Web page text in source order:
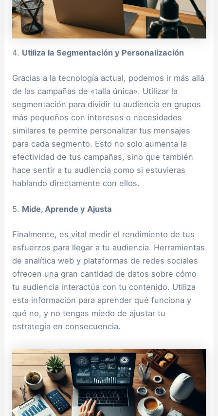
4. Utiliza la Segmentación y Personalización
Gracias a la tecnología actual, podemos ir más allá
de las campañas de «talla única». Utilizar la
segmentación para dividir tu audiencia en grupos
más pequeños con intereses o necesidades
similares te permite personalizar tus mensajes
para cada segmento. Esto no solo aumenta la
efectividad de tus campañas, sino que también
hace sentir a tu audiencia como si estuvieras
hablando directamente con ellos.
5. Mide, Aprende y Ajusta
Finalmente, es vital medir el rendimiento de tus
esfuerzos para llegar a tu audiencia. Herramientas
de analítica web y plataformas de redes sociales
ofrecen una gran cantidad de datos sobre cómo
tu audiencia interactúa con tu contenido. Utiliza
esta información para aprender qué funciona y
qué no, y no tengas miedo de ajustar tu
estrategia en consecuencia.